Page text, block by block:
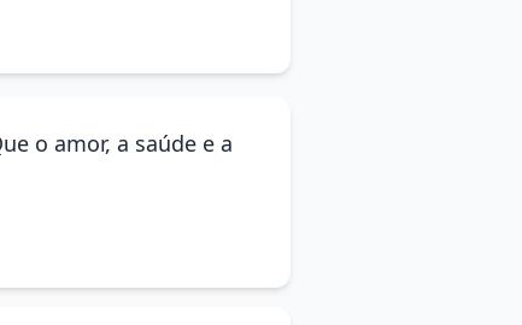
o amor, a saúde e a